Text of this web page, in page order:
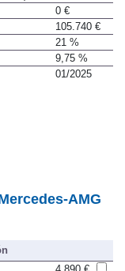
138.255 €
0 €
105.740 €
21 %
9,75 %
AMG